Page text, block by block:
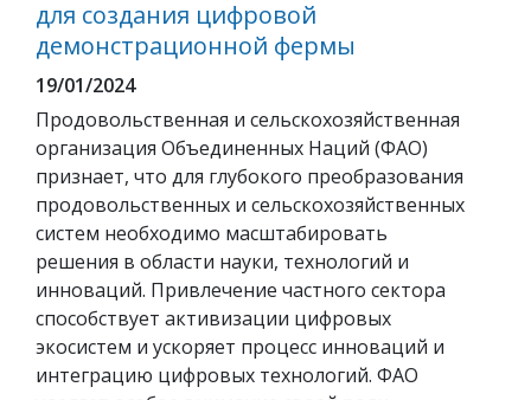
для создания цифровой
демонстрационной фермы
19/01/2024
Продовольственная и сельскохозяйственная
организация Объединенных Наций (ФАО)
признает, что для глубокого преобразования
продовольственных и сельскохозяйственных
систем необходимо масштабировать
решения в области науки, технологий и
инноваций. Привлечение частного сектора
способствует активизации цифровых
экосистем и ускоряет процесс инноваций и
интеграцию цифровых технологий. ФАО